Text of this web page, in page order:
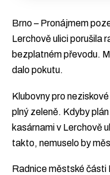
Brno – Pronájmem
Lerchově ulici porušila
bezplatném převodu.
dalo pokutu.
Klubovny pro
plný zeleně. Kdyby
kasárnami v Lerchově
takto, nemuselo by
Radnice městské části